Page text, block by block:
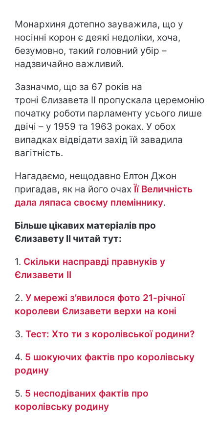
Монархиня дотепно зауважила, що у
носінні корон є деякі недоліки, хоча,
безумовно, такий головний убір –
надзвичайно важливий.
Зазначмо, що за 67 років на
троні Єлизавета ІІ пропускала церемонію
початку роботи парламенту усього лише
двічі – у 1959 та 1963 роках. У обох
випадках відвідати захід їй завадила
вагітність.
Нагадаємо, нещодавно Елтон Джон
пригадав, як на його очах Її Величність
дала ляпаса своєму племіннику.
Більше цікавих матеріалів про
Єлизавету ІІ читай тут:
1. Скільки насправді правнуків у
Єлизавети ІІ
2. У мережі з’явилося фото 21-річної
королеви Єлизавети верхи на коні
3. Тест: Хто ти з королівської родини?
4. 5 шокуючих фактів про королівську
родину
5. 5 несподіваних фактів про
королівську родину